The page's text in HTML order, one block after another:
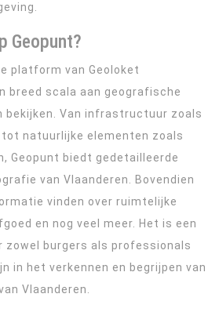
Geopunt?
platform van Geoloket
breed scala aan geografische
bekijken. Van infrastructuur zoals
natuurlijke elementen zoals
Geopunt biedt gedetailleerde
van Vlaanderen. Bovendien
vinden over ruimtelijke
en nog veel meer. Het is een
zowel burgers als professionals
in het verkennen en begrijpen van
Vlaanderen.